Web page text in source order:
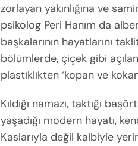
zorlayan yakınlığına ve
psikolog Peri Hanım da
başkalarının hayatlarını
bölümlerde, çiçek gibi
plastiklikten ‘kopan ve
Kıldığı namazı, taktığı
yaşadığı modern hayatı,
Kaslarıyla değil kalbiyle